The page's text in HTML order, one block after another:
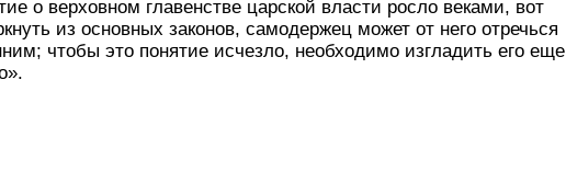
о верховном главенстве царской власти росло веками, вот
из основных законов, самодержец может от него отречься
чтобы это понятие исчезло, необходимо изгладить его еще